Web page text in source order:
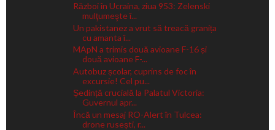
Război în Ucraina, ziua 953: Zelenski
mulţumeşte î...
Un pakistanez a vrut să treacă granița
cu amanta î...
MApN a trimis două avioane F-16 și
două avioane F-...
Autobuz școlar, cuprins de foc în
excursie! Cel pu...
Ședință crucială la Palatul Victoria:
Guvernul apr...
Încă un mesaj RO-Alert în Tulcea:
drone rusești, r...